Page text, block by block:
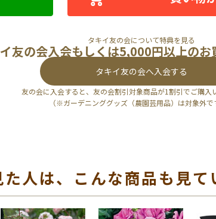
タキイ友の会について特典を見る
友の会入会もしくは5,000円以上のお
タキイ友の会へ入会する
友の会に入会すると、友の会割引対象商品が1割引でご購入
（※ガーデニンググッズ（農園芸用品）は対象外で
人は、こんな商品も見て